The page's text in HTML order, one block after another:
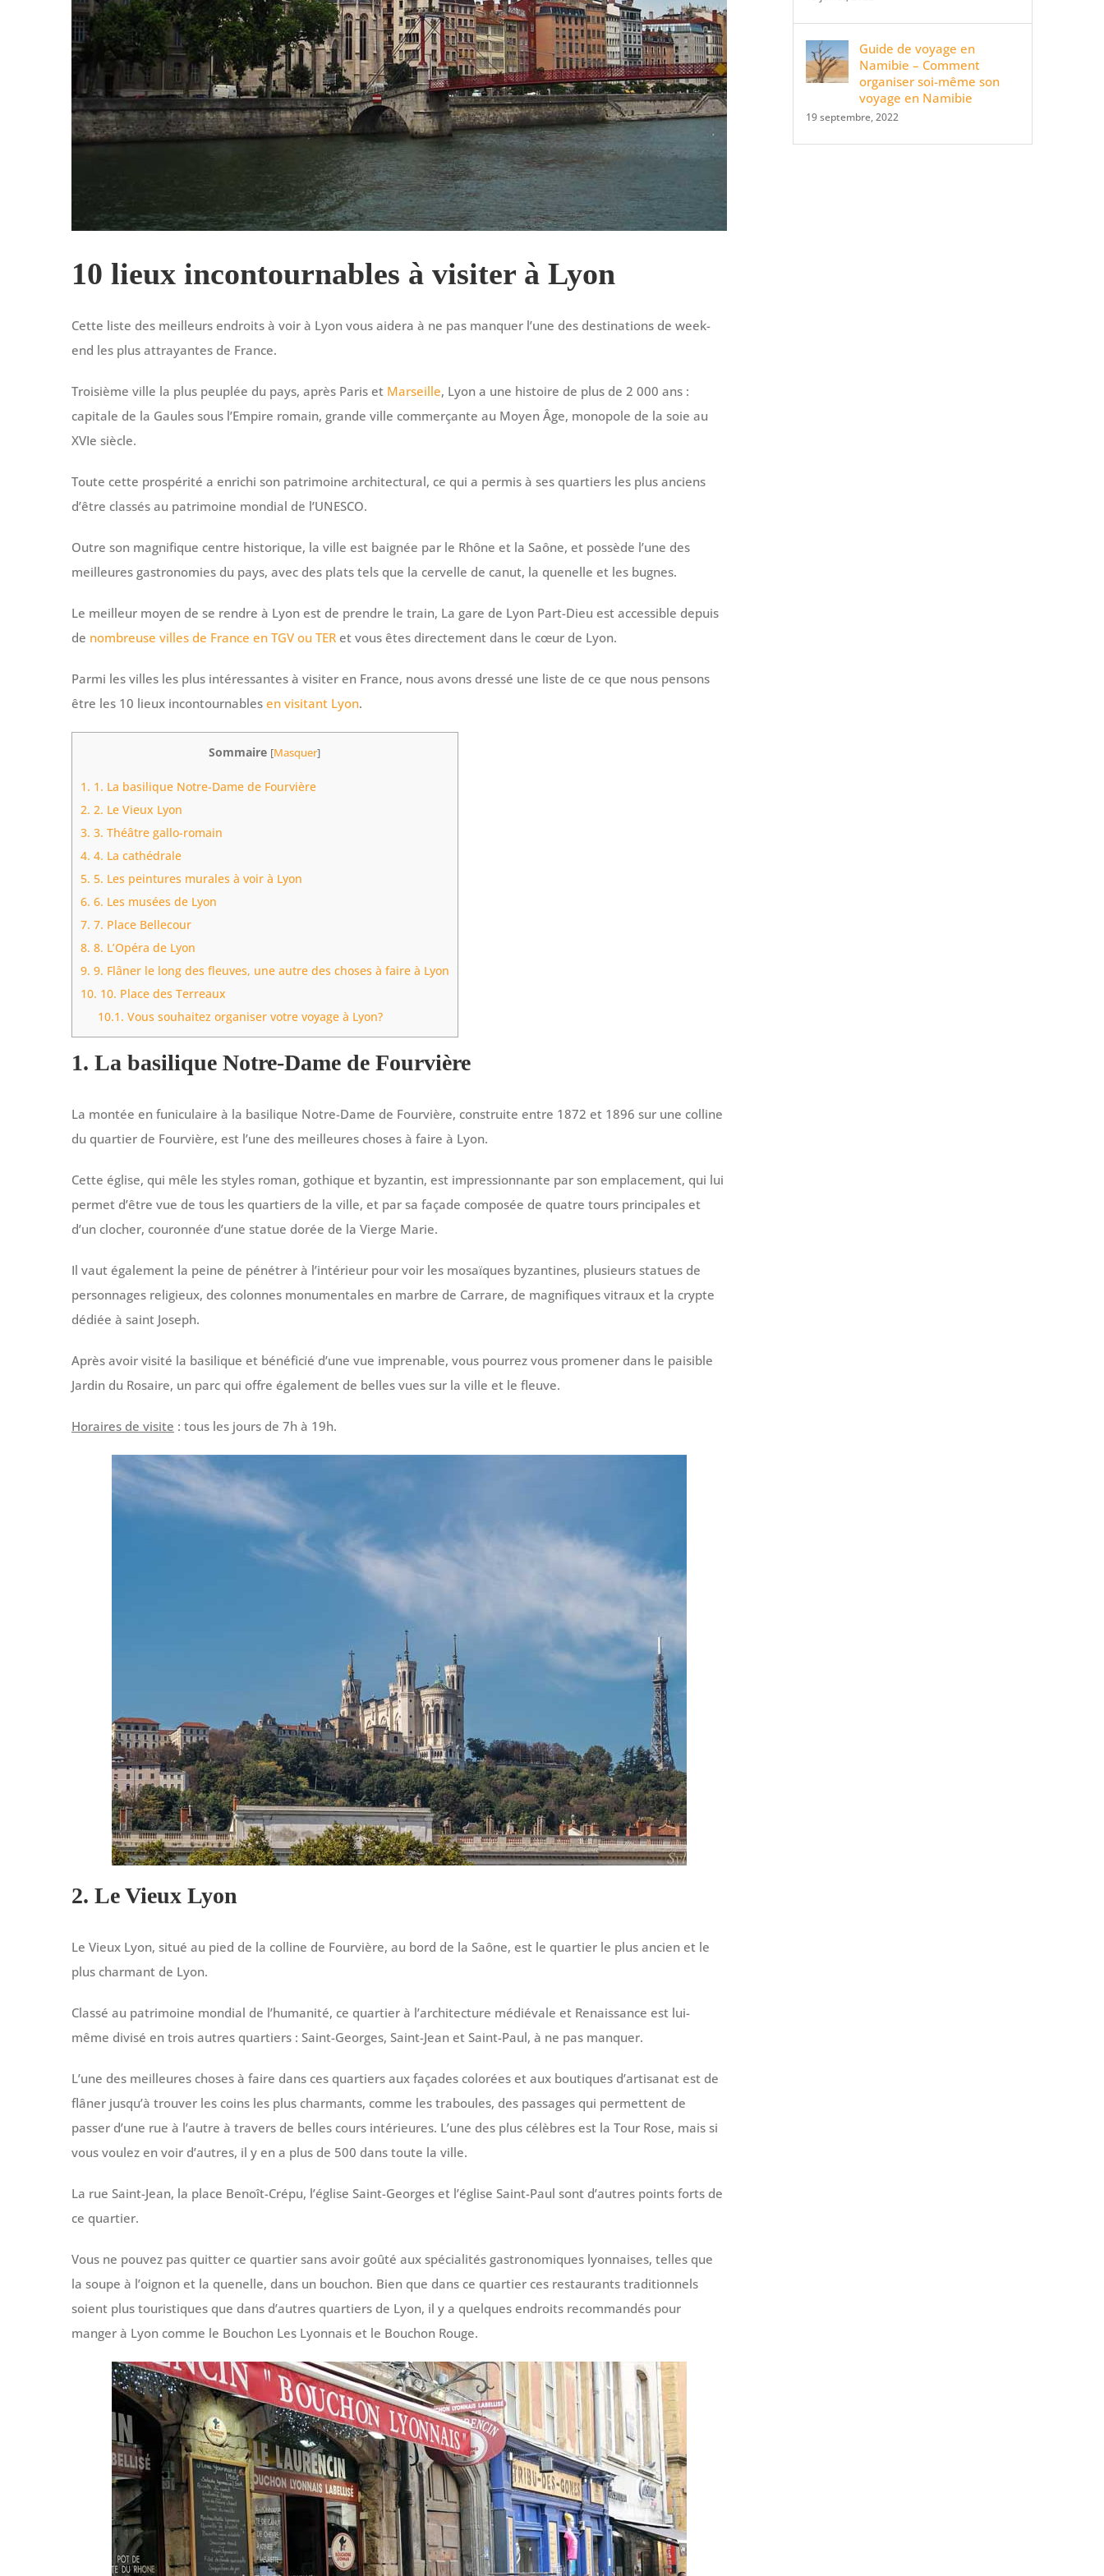
10 lieux incontournables à visiter à Lyon
Cette liste des meilleurs endroits à voir à Lyon vous aidera à ne pas manquer l’une des destinations de week-
end les plus attrayantes de France.
Troisième ville la plus peuplée du pays, après Paris et Marseille, Lyon a une histoire de plus de 2 000 ans :
capitale de la Gaules sous l’Empire romain, grande ville commerçante au Moyen Âge, monopole de la soie au
XVIe siècle.
Toute cette prospérité a enrichi son patrimoine architectural, ce qui a permis à ses quartiers les plus anciens
d’être classés au patrimoine mondial de l’UNESCO.
Outre son magnifique centre historique, la ville est baignée par le Rhône et la Saône, et possède l’une des
meilleures gastronomies du pays, avec des plats tels que la cervelle de canut, la quenelle et les bugnes.
Le meilleur moyen de se rendre à Lyon est de prendre le train, La gare de Lyon Part-Dieu est accessible depuis
de nombreuse villes de France en TGV ou TERet vous êtes directement dans le cœur de Lyon.
Parmi les villes les plus intéressantes à visiter en France, nous avons dressé une liste de ce que nous pensons
être les 10 lieux incontournables en visitant Lyon.
Sommaire [Masquer]
1. 1. La basilique Notre-Dame de Fourvière
2. 2. Le Vieux Lyon
3. 3. Théâtre gallo-romain
4. 4. La cathédrale
5. 5. Les peintures murales à voir à Lyon
6. 6. Les musées de Lyon
7. 7. Place Bellecour
8. 8. L’Opéra de Lyon
9. 9. Flâner le long des fleuves, une autre des choses à faire à Lyon
10. 10. Place des Terreaux
10.1. Vous souhaitez organiser votre voyage à Lyon?
1. La basilique Notre-Dame de Fourvière
La montée en funiculaire à la basilique Notre-Dame de Fourvière, construite entre 1872 et 1896 sur une colline
du quartier de Fourvière, est l’une des meilleures choses à faire à Lyon.
Cette église, qui mêle les styles roman, gothique et byzantin, est impressionnante par son emplacement, qui lui
permet d’être vue de tous les quartiers de la ville, et par sa façade composée de quatre tours principales et
d’un clocher, couronnée d’une statue dorée de la Vierge Marie.
Il vaut également la peine de pénétrer à l’intérieur pour voir les mosaïques byzantines, plusieurs statues de
personnages religieux, des colonnes monumentales en marbre de Carrare, de magnifiques vitraux et la crypte
dédiée à saint Joseph.
Après avoir visité la basilique et bénéficié d’une vue imprenable, vous pourrez vous promener dans le paisible
Jardin du Rosaire, un parc qui offre également de belles vues sur la ville et le fleuve.
Horaires de visite : tous les jours de 7h à 19h.
2. Le Vieux Lyon
Le Vieux Lyon, situé au pied de la colline de Fourvière, au bord de la Saône, est le quartier le plus ancien et le
plus charmant de Lyon.
Classé au patrimoine mondial de l’humanité, ce quartier à l’architecture médiévale et Renaissance est lui-
même divisé en trois autres quartiers : Saint-Georges, Saint-Jean et Saint-Paul, à ne pas manquer.
L’une des meilleures choses à faire dans ces quartiers aux façades colorées et aux boutiques d’artisanat est de
flâner jusqu’à trouver les coins les plus charmants, comme les traboules, des passages qui permettent de
passer d’une rue à l’autre à travers de belles cours intérieures. L’une des plus célèbres est la Tour Rose, mais si
vous voulez en voir d’autres, il y en a plus de 500 dans toute la ville.
La rue Saint-Jean, la place Benoît-Crépu, l’église Saint-Georges et l’église Saint-Paul sont d’autres points forts de
ce quartier.
Vous ne pouvez pas quitter ce quartier sans avoir goûté aux spécialités gastronomiques lyonnaises, telles que
la soupe à l’oignon et la quenelle, dans un bouchon. Bien que dans ce quartier ces restaurants traditionnels
soient plus touristiques que dans d’autres quartiers de Lyon, il y a quelques endroits recommandés pour
manger à Lyon comme le Bouchon Les Lyonnais et le Bouchon Rouge.
Guide de voyage en
Namibie – Comment
organiser soi-même son
voyage en Namibie
19 septembre, 2022